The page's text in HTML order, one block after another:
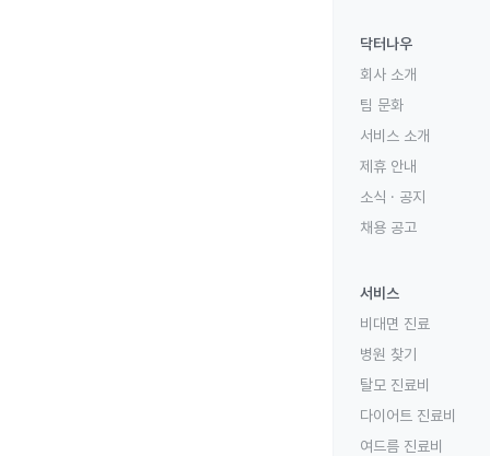
닥터나우
회사 소개
팀 문화
서비스 소개
제휴 안내
소식 · 공지
채용 공고
서비스
비대면 진료
병원 찾기
탈모 진료비
다이어트 진료비
여드름 진료비